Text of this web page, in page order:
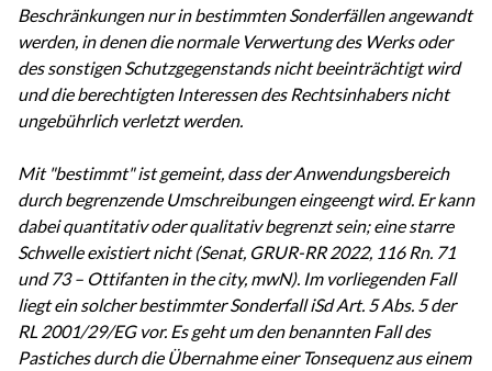
Beschränkungen nur in bestimmten Sonderfällen angewandt
werden, in denen die normale Verwertung des Werks oder
des sonstigen Schutzgegenstands nicht beeinträchtigt wird
und die berechtigten Interessen des Rechtsinhabers nicht
ungebührlich verletzt werden.
Mit "bestimmt" ist gemeint, dass der Anwendungsbereich
durch begrenzende Umschreibungen eingeengt wird. Er kann
dabei quantitativ oder qualitativ begrenzt sein; eine starre
Schwelle existiert nicht (Senat, GRUR-RR 2022, 116 Rn. 71
und 73 – Ottifanten in the city, mwN). Im vorliegenden Fall
liegt ein solcher bestimmter Sonderfall iSd Art. 5 Abs. 5 der
RL 2001/29/EG vor. Es geht um den benannten Fall des
Pastiches durch die Übernahme einer Tonsequenz aus einem